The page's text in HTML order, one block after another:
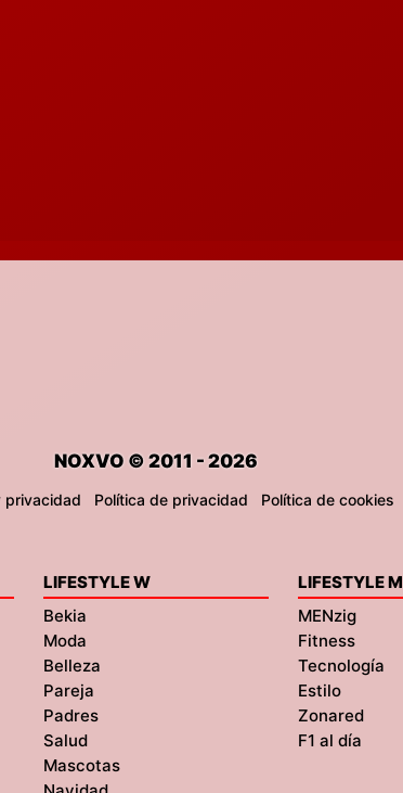
NOXVO © 2011 - 2026
privacidad Política de privacidad Política de cookies
LIFESTYLE W
Bekia
Moda
Belleza
Pareja
Padres
Salud
Mascotas
LIFESTYLE M
MENzig
Fitness
Tecnología
Estilo
Zonared
F1 al día